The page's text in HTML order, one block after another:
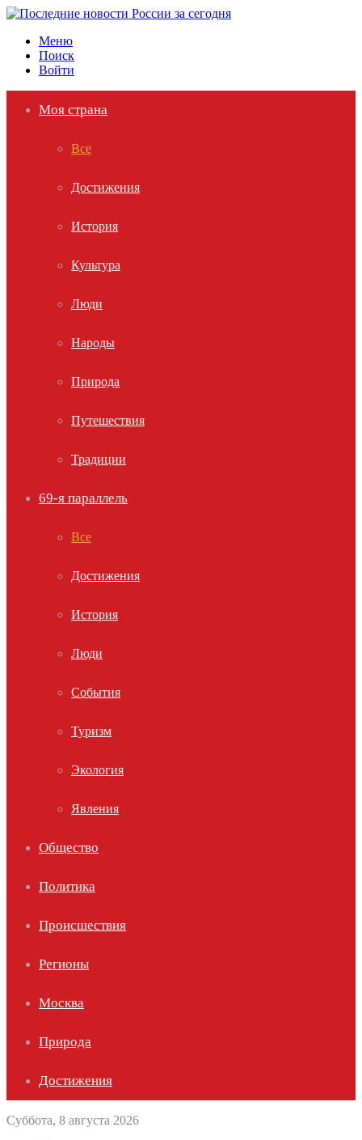
Меню
Поиск
Войти
Моя страна
Все
Достижения
История
Культура
Люди
Народы
Природа
Путешествия
Традиции
69-я параллель
Все
Достижения
История
Люди
События
Туризм
Экология
Явления
Общество
Политика
Происшествия
Регионы
Москва
Природа
Достижения
Суббота, 8 августа 2026